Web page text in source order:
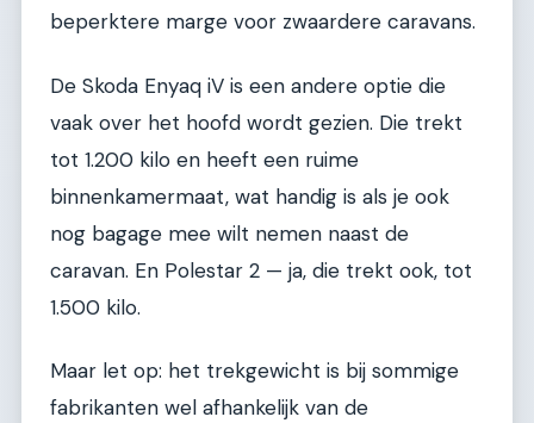
beperktere marge voor zwaardere caravans.
De Skoda Enyaq iV is een andere optie die
vaak over het hoofd wordt gezien. Die trekt
tot 1.200 kilo en heeft een ruime
binnenkamermaat, wat handig is als je ook
nog bagage mee wilt nemen naast de
caravan. En Polestar 2 — ja, die trekt ook, tot
1.500 kilo.
Maar let op: het trekgewicht is bij sommige
fabrikanten wel afhankelijk van de